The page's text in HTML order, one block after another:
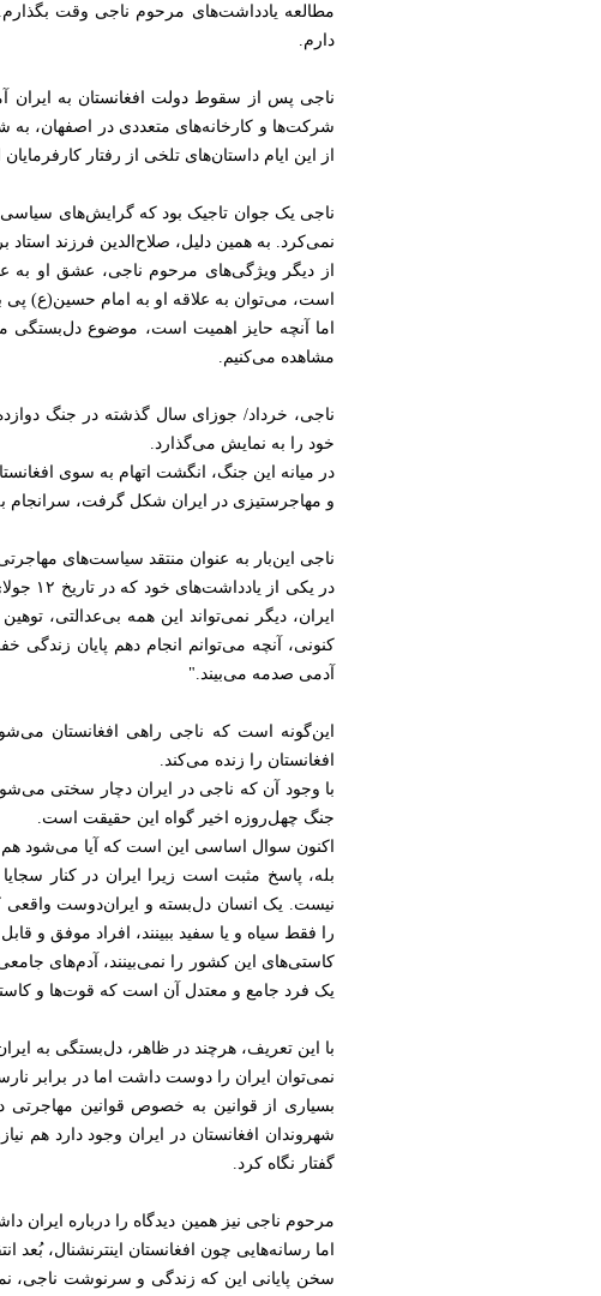
مطالعه یادداشت‌های مرحوم ناجی وقت
دارم.
ناجی پس از سقوط دولت افغانستان به ایران
شرکت‌ها و کارخانه‌های متعددی در اصفهان،
از این ایام داستان‌های تلخی از رفتار
ناجی یک جوان تاجیک بود که گرایش‌های سیاسی
نمی‌کرد. به همین دلیل، صلاح‌الدین فرزند استاد
از دیگر ویژگی‌های مرحوم ناجی، عشق او به
است، می‌توان به علاقه او به امام حسین(ع) پی
اما آنچه حایز اهمیت است، موضوع دل‌بستگی
مشاهده می‌کنیم.
ناجی، خرداد/ جوزای سال گذشته در جنگ
خود را به نمایش می‌گذارد.
در میانه این جنگ، انگشت اتهام به سوی
و مهاجرستیزی در ایران شکل گرفت، سرانجام به
ناجی این‌بار به عنوان منتقد سیاست‌های
ایران، دیگر نمی‌تواند این همه بی‌عدالتی،
کنونی، آنچه می‌توانم انجام دهم پایان
آدمی صدمه می‌بیند."
این‌گونه است که ناجی راهی افغانستان
افغانستان را زنده می‌کند.
با وجود آن که ناجی در ایران دچار سختی
جنگ چهل‌روزه اخیر گواه این حقیقت است.
اکنون سوال اساسی این است که آیا می‌شود هم
بله، پاسخ مثبت است زیرا ایران در کنار
نیست. یک انسان دل‌بسته و ایران‌دوست واقعی
را فقط سیاه و یا سفید ببینند، افراد موفق و
کاستی‌های این کشور را نمی‌بینند، آدم‌های
یک فرد جامع و معتدل آن است که قوت‌ها و
با این تعریف، هرچند در ظاهر، دل‌بستگی به
نمی‌توان ایران را دوست داشت اما در برابر
بسیاری از قوانین به خصوص قوانین مهاجرتی
شهروندان افغانستان در ایران وجود دارد هم
گفتار نگاه کرد.
مرحوم ناجی نیز همین دیدگاه را درباره
اما رسانه‌هایی چون افغانستان اینترنشنال،
سخن پایانی این که زندگی و سرنوشت ناجی،